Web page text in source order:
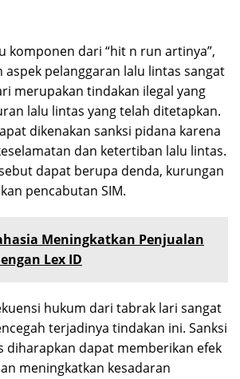
komponen dari “hit n run artinya”,
aspek pelanggaran lalu lintas sangat
merupakan tindakan ilegal yang
lalu lintas yang telah ditetapkan.
dikenakan sanksi pidana karena
dan ketertiban lalu lintas.
dapat berupa denda, kurungan
pencabutan SIM.
Meningkatkan Penjualan
Lex ID
hukum dari tabrak lari sangat
terjadinya tindakan ini. Sanksi
diharapkan dapat memberikan efek
meningkatkan kesadaran